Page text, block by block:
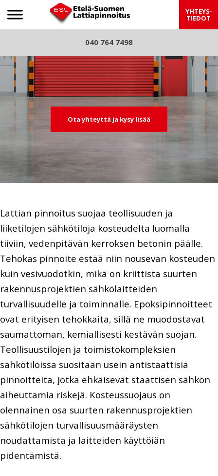
Etelä-Suomen LattiapinnoitusYHTEYS-
TIEDOT
040 764 7498
viou
t
Ota yhteyttä ja kysy lisää
Lattian pinnoitus suojaa teollisuuden ja
liiketilojen sähkötiloja kosteudelta luomalla
tiiviin, vedenpitävän kerroksen betonin päälle.
Tehokas pinnoite estää niin nousevan kosteuden
kuin vesivuodotkin, mikä on kriittistä suurten
rakennusprojektien sähkölaitteiden
turvallisuudelle ja toiminnalle. Epoksipinnoitteet
ovat erityisen tehokkaita, sillä ne muodostavat
saumattoman, kemiallisesti kestävän suojan.
Teollisuustilojen ja toimistokompleksien
sähkötiloissa suositaan usein antistaattisia
pinnoitteita, jotka ehkäisevät staattisen sähkön
aiheuttamia riskejä. Kosteussuojaus on
olennainen osa suurten rakennusprojektien
sähkötilojen turvallisuusmääräysten
noudattamista ja laitteiden käyttöiän
pidentämistä.